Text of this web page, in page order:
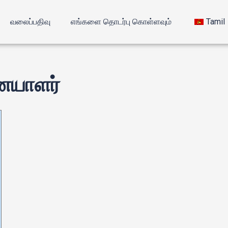
வலைப்பதிவு எங்களை தொடர்பு கொள்ளவும் Tamil